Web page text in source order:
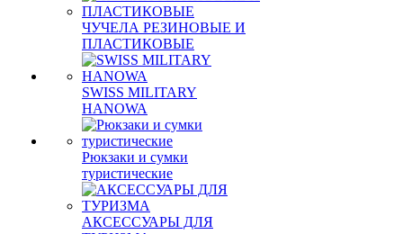
ЧУЧЕЛА РЕЗИНОВЫЕ И
ПЛАСТИКОВЫЕ
SWISS MILITARY
HANOWA
Рюкзаки и сумки
туристические
АКСЕССУАРЫ ДЛЯ